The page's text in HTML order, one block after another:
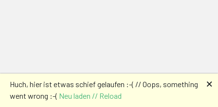
Huch, hier ist etwas schief gelaufen :-( // Oops, something
went wrong :-( Neu laden // Reload
🗙